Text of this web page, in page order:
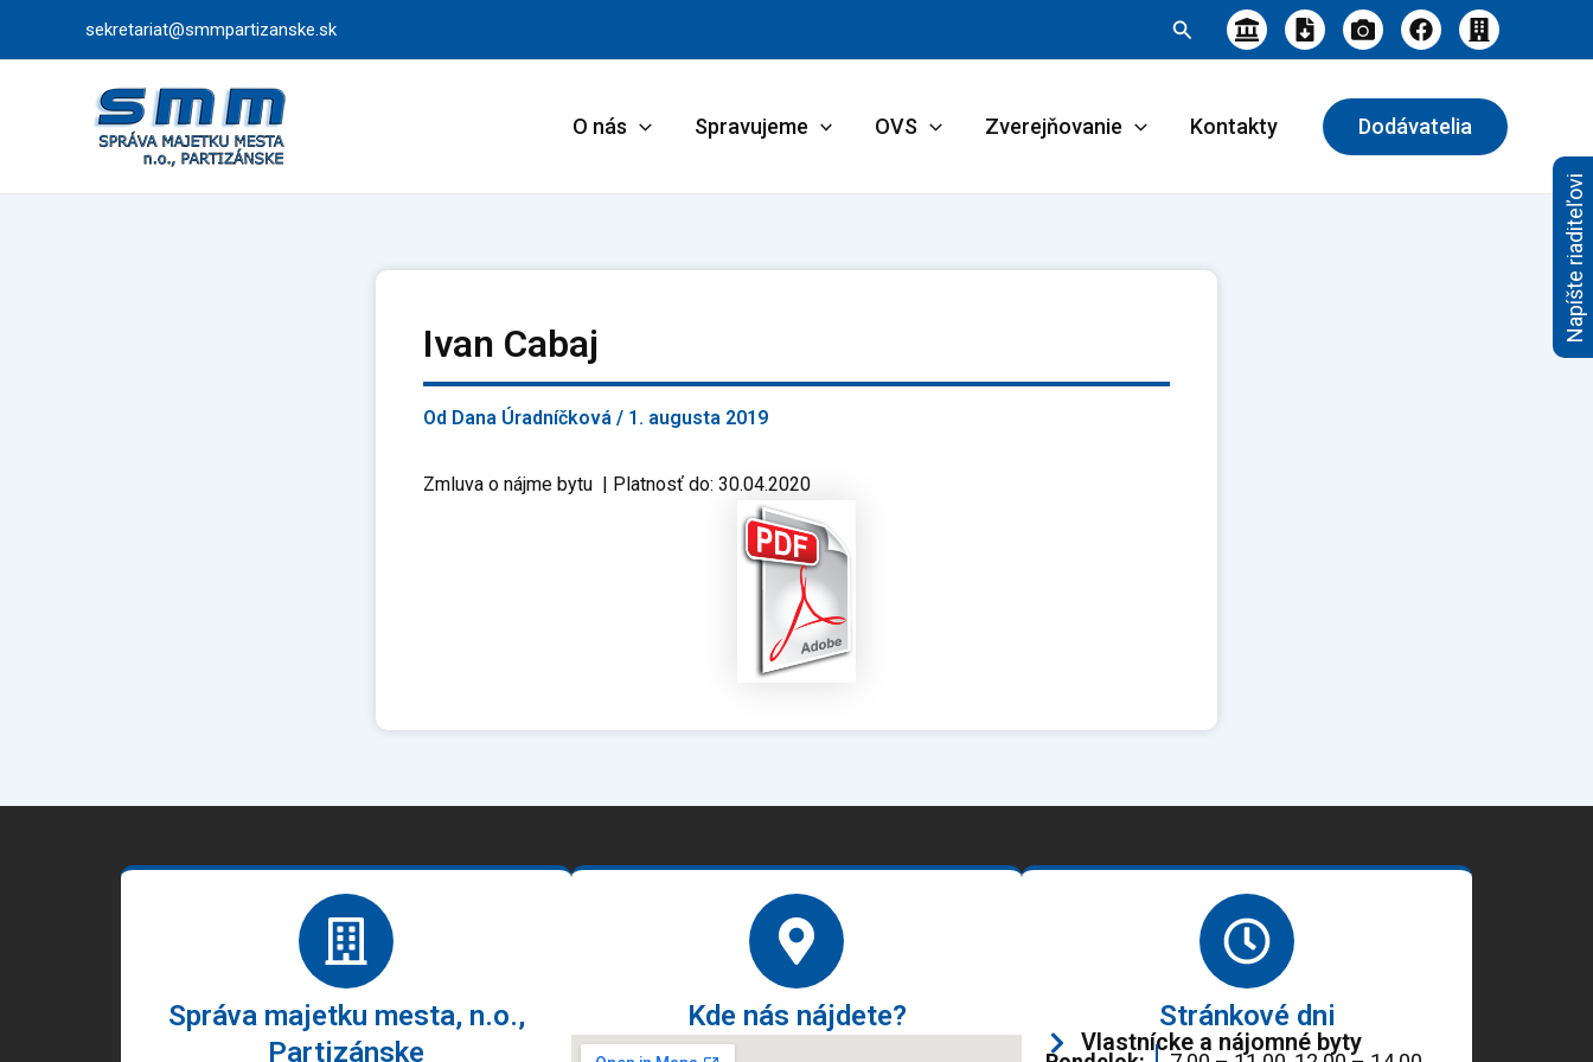
sekretariat@smmpartizanske.sk Hľadať
O nás Spravujeme OVS Zverejňovanie Kontakty Dodávatelia
Ivan Cabaj
Od Dana Úradníčková / 1. augusta 2019
Zmluva o nájme bytu | Platnosť do: 30.04.2020
Správa majetku mesta, n.o.,
Partizánske
Kde nás nájdete? Stránkové dni
Vlastnícke a nájomné byty
Napíšte riaditeľovi